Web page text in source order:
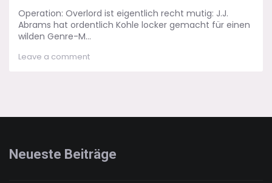
Operation: Overlord ist eigentlich recht mutig: J.J.
Abrams hat ordentlich Kohle locker gemacht für einen
wilden Genre-M...
Leave a commenton
Neueste Beiträge